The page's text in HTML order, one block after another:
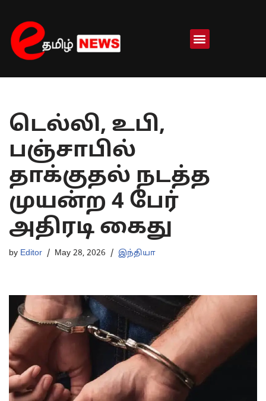
Skip
to
content
டெல்லி, உபி,
பஞ்சாபில்
தாக்குதல் நடத்த
முயன்ற 4 பேர்
அதிரடி கைது
by Editor May 28, 2026 இந்தியா